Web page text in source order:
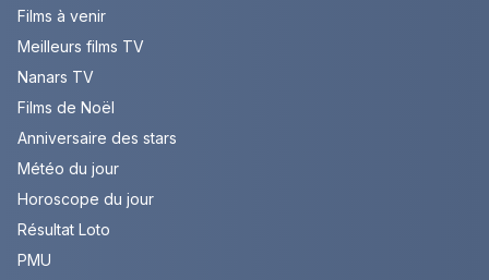
Films à venir
Meilleurs films TV
Nanars TV
Films de Noël
Anniversaire des stars
Météo du jour
Horoscope du jour
Résultat Loto
PMU